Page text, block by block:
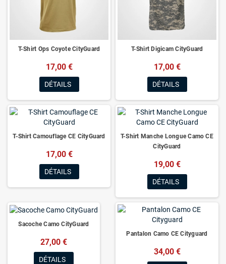
T-Shirt Ops Coyote CityGuard
17,00 €
DÉTAILS
T-Shirt Digicam CityGuard
17,00 €
DÉTAILS
T-Shirt Camouflage CE CityGuard
17,00 €
DÉTAILS
T-Shirt Manche Longue Camo CE
CityGuard
19,00 €
DÉTAILS
Sacoche Camo CityGuard
27,00 €
DÉTAILS
Pantalon Camo CE Cityguard
34,00 €